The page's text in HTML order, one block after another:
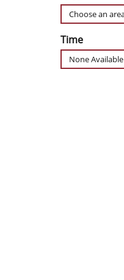
Time
None Available